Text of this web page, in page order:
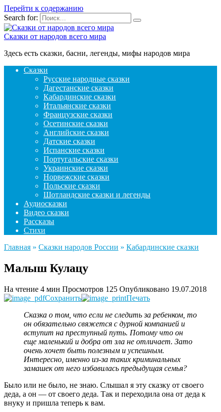
Перейти к содержанию
Search for:
Сказки от народов всего мира
Здесь есть сказки, басни, легенды, мифы народов мира
Сказки
Русские народные сказки
Дагестанские сказки
Кабардинские сказки
Итальянские сказки
Французские сказки
Осетинские сказки
Английские сказки
Датские сказки
Испанские сказки
Португальские сказки
Украинские сказки
Норвежские сказки
Польские сказки
Шотландские сказки и легенды
Аудиосказки
Видео сказки
Рассказы
Стихи
Главная » Сказки народов России » Кабардинские сказки
Малыш Кулацу
На чтение 4 мин Просмотров 125 Опубликовано 19.07.2018
Сохранить
Печать
Сказка о том, что если не следить за ребенком, то
он обязательно свяжется с дурной компанией и
вступит на преступный путь. Потому что он
еще маленький и добра от зла не отличает. Зато
очень хочет быть полезным и успешным.
Интересно, именно из-за таких криминальных
замашек от него избавилась предыдущая семья?
Было или не было, не знаю. Слышал я эту сказку от своего
деда, а он — от своего деда. Так и переходила она от деда к
внуку и пришла теперь к вам.